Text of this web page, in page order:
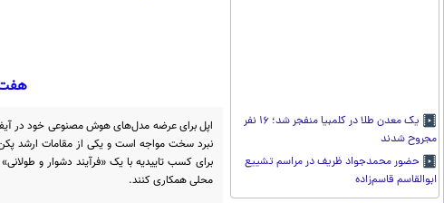
یک معدن طلا در کلمبیا منفجر شد؛ ۱۶ نفر
مجروح شدند
حضور محمدجواد ظریف در مراسم تشییع
ابوالقاسم قاسم‌زاده
اپل برای عرضه مدل‌های هوش مصنوعی خود در
نبرد سخت مواجه است و یکی از مقامات ارشد
برای کسب تاییدیه با یک «فرآیند دشوار و
محلی همکاری کنند.